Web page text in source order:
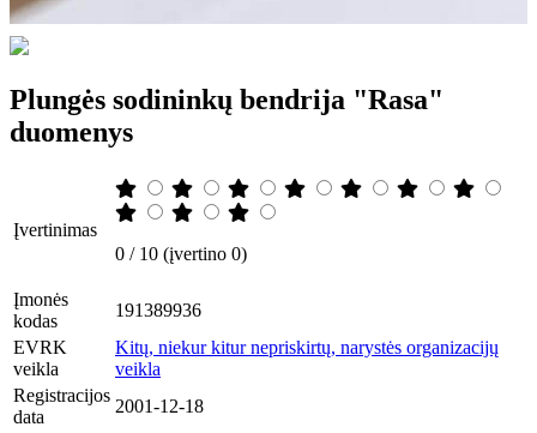
Plungės sodininkų bendrija "Rasa"
duomenys
Įvertinimas
0 / 10 (įvertino 0)
Įmonės
kodas
191389936
EVRK
veikla
Kitų, niekur kitur nepriskirtų, narystės organizacijų
veikla
Registracijos
data
2001-12-18